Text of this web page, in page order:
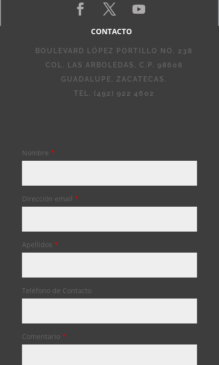
CONTACTO
BOULEVARD LÓPEZ PORTILLO NO. 238
COL. LAS ARBOLEDAS, C.P. 98608
GUADALUPE, ZACATECAS.
TEL. (492) 922 4602
Nombre *
Dirección email *
Apellidos *
Teléfono de Contacto
Comentario *